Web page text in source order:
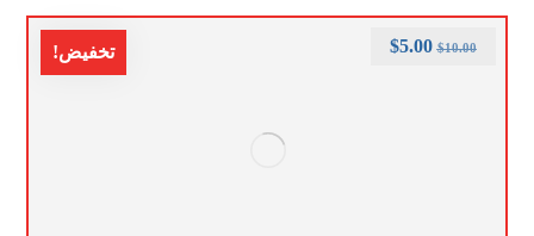
تخفيض! $10.00
$5.00